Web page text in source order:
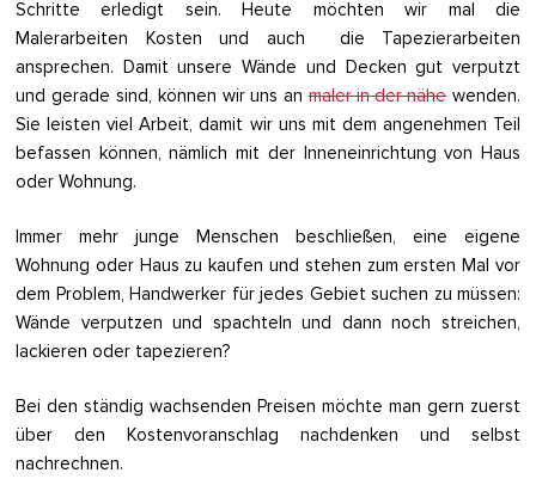
Schritte erledigt sein. Heute möchten wir mal die
Malerarbeiten Kosten und auch die Tapezierarbeiten
ansprechen. Damit unsere Wände und Decken gut verputzt
und gerade sind, können wir uns anmaler in der nähewenden.
Sie leisten viel Arbeit, damit wir uns mit dem angenehmen Teil
befassen können, nämlich mit der Inneneinrichtung von Haus
oder Wohnung.
Immer mehr junge Menschen beschließen, eine eigene
Wohnung oder Haus zu kaufen und stehen zum ersten Mal vor
dem Problem, Handwerker für jedes Gebiet suchen zu müssen:
Wände verputzen und spachteln und dann noch streichen,
lackieren oder tapezieren?
Bei den ständig wachsenden Preisen möchte man gern zuerst
über den Kostenvoranschlag nachdenken und selbst
nachrechnen.